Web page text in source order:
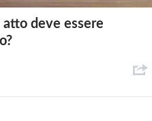
deve essere